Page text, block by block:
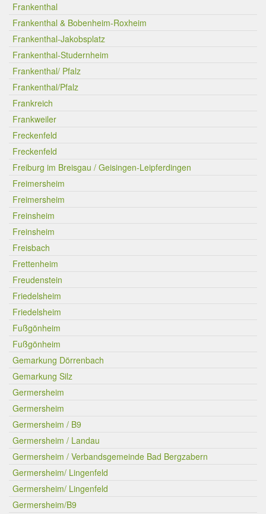
Frankenthal
Frankenthal & Bobenheim-Roxheim
Frankenthal-Jakobsplatz
Frankenthal-Studernheim
Frankenthal/ Pfalz
Frankenthal/Pfalz
Frankreich
Frankweiler
Freckenfeld
Freckenfeld
Freiburg im Breisgau / Geisingen-Leipferdingen
Freimersheim
Freimersheim
Freinsheim
Freinsheim
Freisbach
Frettenheim
Freudenstein
Friedelsheim
Friedelsheim
Fußgönheim
Fußgönheim
Gemarkung Dörrenbach
Gemarkung Silz
Germersheim
Germersheim
Germersheim / B9
Germersheim / Landau
Germersheim / Verbandsgemeinde Bad Bergzabern
Germersheim/ Lingenfeld
Germersheim/ Lingenfeld
Germersheim/B9